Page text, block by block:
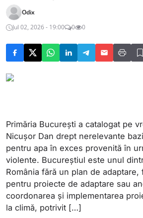
Odix
Jul 02, 2026 - 19:00
0 0
Primăria București a catalogat pe
Nicușor Dan drept nerelevante
pentru apa în exces provenită în
violente. Bucureștiul este unul
România fără un plan de
pentru proiecte de adaptare sau
coordonarea și implementarea
la climă, potrivit […]